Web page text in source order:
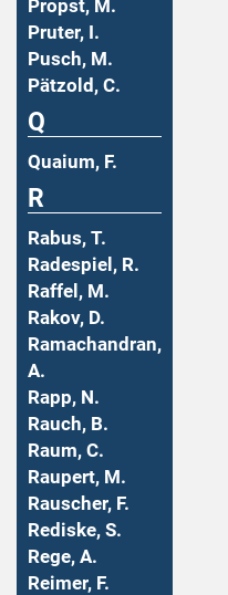
Propst, M.
Pruter, I.
Pusch, M.
Pätzold, C.
Q
Quaium, F.
R
Rabus, T.
Radespiel, R.
Raffel, M.
Rakov, D.
Ramachandran,
A.
Rapp, N.
Rauch, B.
Raum, C.
Raupert, M.
Rauscher, F.
Rediske, S.
Rege, A.
Reimer, F.